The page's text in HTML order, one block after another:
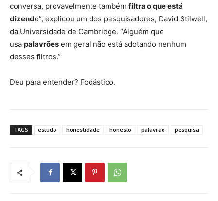
conversa, provavelmente também filtra o que está
dizendo”, explicou um dos pesquisadores, David Stilwell,
da Universidade de Cambridge. “Alguém que
usa palavrões em geral não está adotando nenhum
desses filtros.”
Deu para entender? Fodástico.
TAGS estudo honestidade honesto palavrão pesquisa